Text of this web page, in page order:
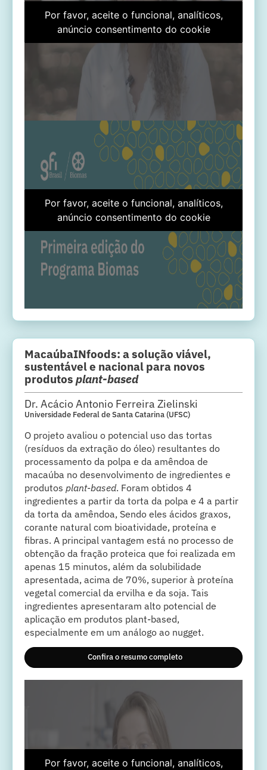
Por favor, aceite o funcional, analíticos,
anúncio consentimento do cookie
Por favor, aceite o funcional, analíticos,
anúncio consentimento do cookie
MacaúbaINfoods: a solução viável,
sustentável e nacional para novos
produtos plant-based
Dr. Acácio Antonio Ferreira Zielinski
Universidade Federal de Santa Catarina (UFSC)
O projeto avaliou o potencial uso das tortas
(resíduos da extração do óleo) resultantes do
processamento da polpa e da amêndoa de
macaúba no desenvolvimento de ingredientes e
produtos plant-based. Foram obtidos 4
ingredientes a partir da torta da polpa e 4 a partir
da torta da amêndoa, Sendo eles ácidos graxos,
corante natural com bioatividade, proteína e
fibras. A principal vantagem está no processo de
obtenção da fração proteica que foi realizada em
apenas 15 minutos, além da solubilidade
apresentada, acima de 70%, superior à proteína
vegetal comercial da ervilha e da soja. Tais
ingredientes apresentaram alto potencial de
aplicação em produtos plant-based,
especialmente em um análogo ao nugget.
Confira o resumo completo
Por favor, aceite o funcional, analíticos,